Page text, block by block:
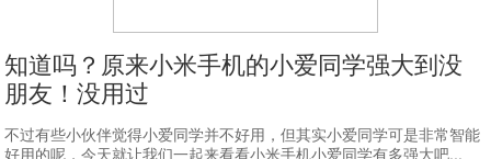
知道吗？原来小米手机的小爱同学强大到没
朋友！没用过
不过有些小伙伴觉得小爱同学并不好用，但其实小爱同学可是非常智能
好用的呢，今天就让我们一起来看看小米手机小爱同学有多强大吧...